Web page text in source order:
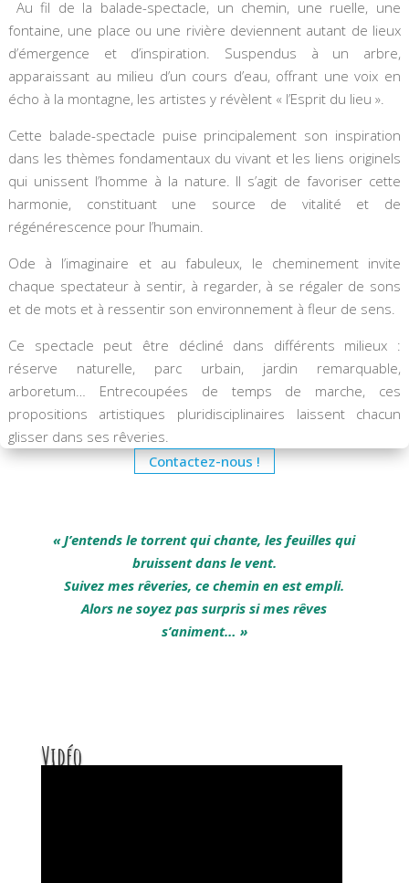
Au fil de la balade-spectacle, un chemin, une ruelle, une
fontaine, une place ou une rivière deviennent autant de lieux
d’émergence et d’inspiration. Suspendus à un arbre,
apparaissant au milieu d’un cours d’eau, offrant une voix en
écho à la montagne, les artistes y révèlent « l’Esprit du lieu ».
Cette balade-spectacle puise principalement son inspiration
dans les thèmes fondamentaux du vivant et les liens originels
qui unissent l’homme à la nature. Il s’agit de favoriser cette
harmonie, constituant une source de vitalité et de
régénérescence pour l’humain.
Ode à l’imaginaire et au fabuleux, le cheminement invite
chaque spectateur à sentir, à regarder, à se régaler de sons
et de mots et à ressentir son environnement à fleur de sens.
Ce spectacle peut être décliné dans différents milieux :
réserve naturelle, parc urbain, jardin remarquable,
arboretum… Entrecoupées de temps de marche, ces
propositions artistiques pluridisciplinaires laissent chacun
glisser dans ses rêveries.
Contactez-nous !
« J’entends le torrent qui chante, lesfeuilles qui
bruissent dans le vent.
Suivez mes rêveries, ce chemin en est empli.
Alors ne soyez pas surpris si mes rêves
s’animent… »
Vidéo